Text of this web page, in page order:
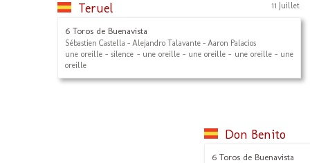
Teruel 11 Juillet
6 Toros de Buenavista
Sébastien Castella - Alejandro Talavante - Aaron Palacios
une oreille - silence - une oreille - une oreille - une oreille - une
oreille
Don Benito
6 Toros de Buenavista